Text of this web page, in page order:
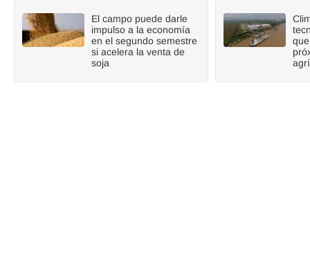
El campo puede darle
impulso a la economía
en el segundo semestre
si acelera la venta de
soja